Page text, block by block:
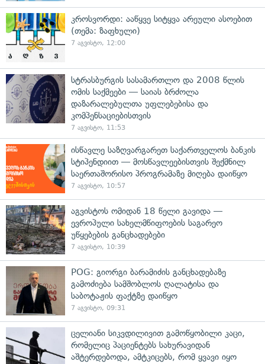
კროსვორდი: ააწყვე სიტყვა არეული ასოებით
(თემა: ზაფხული)
7 აგვისტო, 12:00
სტრასბურგის სასამართლო და 2008 წლის
ომის საქმეები — საიას ბრძოლა
დაზარალებულთა უფლებებისა და
კომპენსაციებისთვის
7 აგვისტო, 11:53
ისწავლე საზღვარგარეთ საქართველოს ბანკის
სტიპენდიით — მოსწავლეებისთვის შექმნილ
საერთაშორისო პროგრამაზე მიღება დაიწყო
7 აგვისტო, 10:57
აგვისტოს ომიდან 18 წელი გავიდა —
ევროპული სახელმწიფოების საგარეო
უწყებების განცხადებები
7 აგვისტო, 10:39
POG: გიორგი ბარამიძის განცხადებაზე
გამოძიება სამშობლოს ღალატისა და
საბოტაჟის ფაქტზე დაიწყო
7 აგვისტო, 09:31
ცელიანი სიკვდილივით გამოწყობილი კაცი,
რომელიც პაციენტებს სახურავიდან
აშტერდებოდა, ამტკიცებს, რომ ყვავი იყო